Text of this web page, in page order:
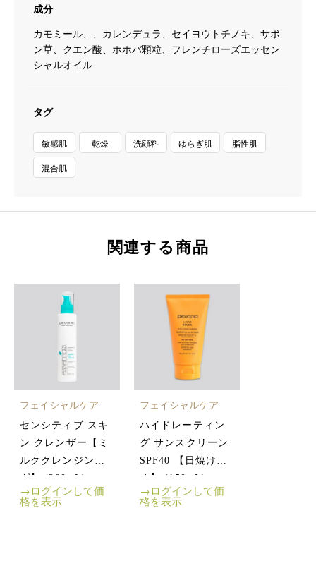
成分
カモミール、、カレンデュラ、セイヨウトチノキ、サボ
ン草、クエン酸、ホホバ顆粒、フレンチローズエッセン
シャルオイル
タグ
敏感肌 乾燥 洗顔料 ゆらぎ肌 脂性肌
混合肌
関連する商品
フェイシャルケア
センシティブ スキ
ン クレンザー【ミ
ルククレンジン
グ】 (200mL)
→ログインして価
格を表示
フェイシャルケア
ハイドレーティン
グ サンスクリーン
SPF40 【日焼け止
め】 (150mL)
→ログインして価
格を表示